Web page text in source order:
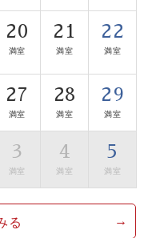
しの温泉の質を楽し
やされるプライベー
イドが諏訪大社をご
、ご利用ご希望の方
。
ておりません
20
満室
21
満室
22
満室
27
満室
28
満室
29
満室
3
満室
4
満室
5
満室
る